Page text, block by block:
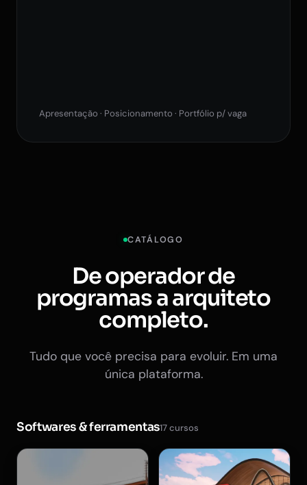
Apresentação · Posicionamento · Portfólio p/ vaga
CATÁLOGO
De operador de
programas a arquiteto
completo.
Tudo que você precisa para evoluir. Em uma
única plataforma.
Softwares & ferramentas17 cursos